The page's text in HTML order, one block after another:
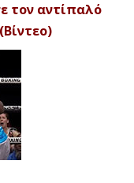
τον αντίπαλό